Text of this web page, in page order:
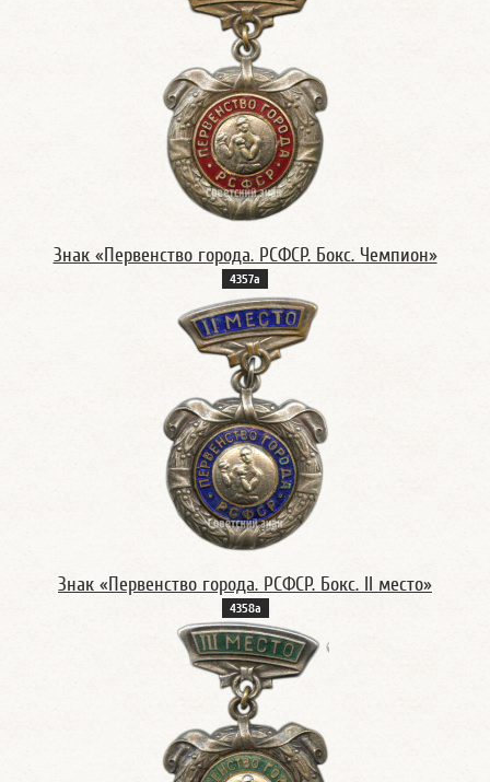
Знак «Первенство города. РСФСР. Бокс. Чемпион»
4357а
Знак «Первенство города. РСФСР. Бокс. II место»
4358а